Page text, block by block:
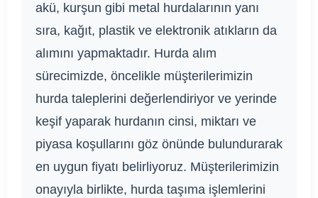
akü, kurşun gibi metal hurdalarının yanı
sıra, kağıt, plastik ve elektronik atıkların da
alımını yapmaktadır. Hurda alım
sürecimizde, öncelikle müşterilerimizin
hurda taleplerini değerlendiriyor ve yerinde
keşif yaparak hurdanın cinsi, miktarı ve
piyasa koşullarını göz önünde bulundurarak
en uygun fiyatı belirliyoruz. Müşterilerimizin
onayıyla birlikte, hurda taşıma işlemlerini